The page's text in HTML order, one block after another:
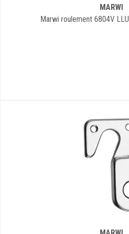
MARWI
Marwi roulement 6804V